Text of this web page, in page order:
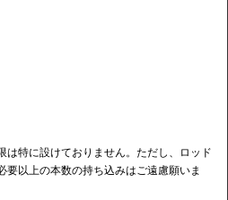
は特に設けておりません。ただし、ロッド
要以上の本数の持ち込みはご遠慮願いま